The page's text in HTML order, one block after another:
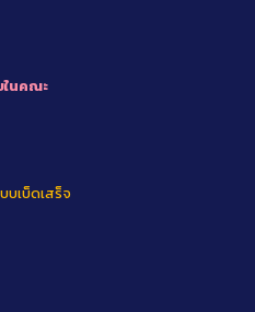
นคณะ
บเบ็ดเสร็จ